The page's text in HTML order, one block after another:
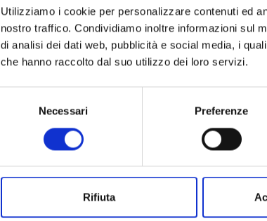
Utilizziamo i cookie per personalizzare contenuti ed
nostro traffico. Condividiamo inoltre informazioni sul
di analisi dei dati web, pubblicità e social media, i
che hanno raccolto dal suo utilizzo dei loro servizi.
Necessari Preferenze
Rifiuta
2026
€ 35,00